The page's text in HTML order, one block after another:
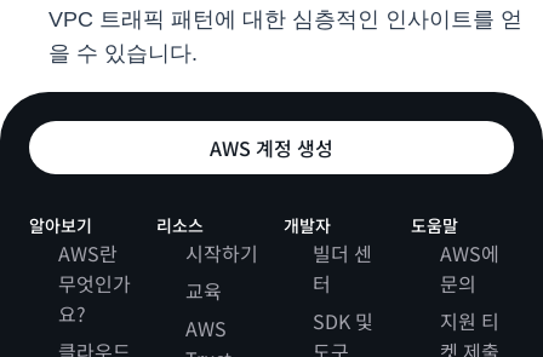
VPC 트래픽 패턴에 대한 심층적인 인사이트를 얻
을 수 있습니다.
AWS 계정 생성
알아보기
AWS란
무엇인가
요?
리소스
시작하기
교육
AWS
개발자
빌더 센
터
SDK 및
도움말
AWS에
문의
지원 티